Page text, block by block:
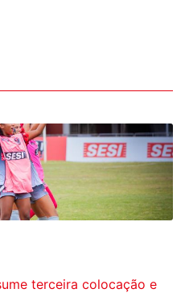
terceira colocação e